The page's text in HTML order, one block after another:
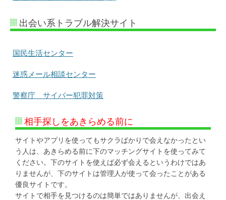
出会い系トラブル解決サイト
国民生活センター
迷惑メール相談センター
警察庁 サイバー犯罪対策
相手探しをあきらめる前に
サイトやアプリを使ってもサクラばかりで会えなかったとい
う人は、あきらめる前に下のマッチングサイトを使ってみて
ください。下のサイトを使えば必ず会えるというわけではあ
りませんが、下のサイトは管理人が使って会ったことがある
優良サイトです。
サイトで相手を見つけるのは簡単ではありませんが、出会え